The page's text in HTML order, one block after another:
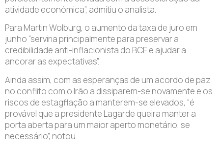
atividade económica”, admitiu o analista.
Para Martin Wolburg, o aumento da taxa de juro em
junho “serviria principalmente para preservar a
credibilidade anti-inflacionista do BCE e ajudar a
ancorar as expectativas”.
Ainda assim, com as esperanças de um acordo de paz
no conflito com o Irão a dissiparem-se novamente e os
riscos de estagflação a manterem-se elevados, “é
provável que a presidente Lagarde queira manter a
porta aberta para um maior aperto monetário, se
necessário”, notou.